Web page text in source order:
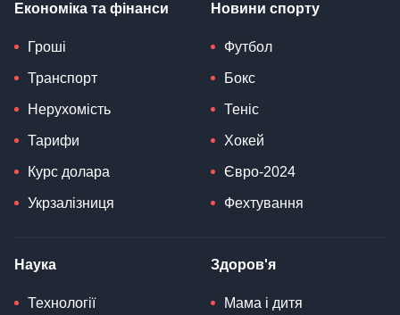
Економіка та фінанси
Гроші
Транспорт
Нерухомість
Тарифи
Курс долара
Укрзалізниця
Новини спорту
Футбол
Бокс
Теніс
Хокей
Євро-2024
Фехтування
Наука
Технології
Здоров'я
Мама і дитя